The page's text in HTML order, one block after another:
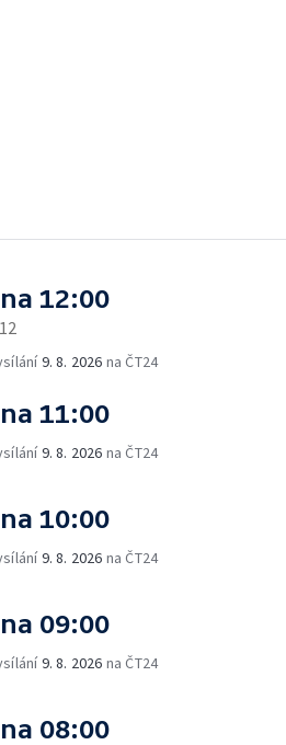
12:00
9. 8. 2026 na ČT24
11:00
9. 8. 2026 na ČT24
10:00
9. 8. 2026 na ČT24
09:00
9. 8. 2026 na ČT24
08:00